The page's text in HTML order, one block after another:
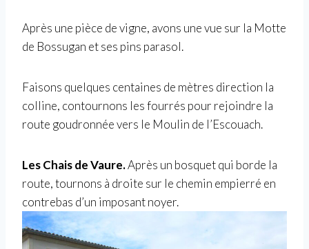
Après une pièce de vigne, avons une vue sur la Motte
de Bossugan et ses pins parasol.
Faisons quelques centaines de mètres direction la
colline, contournons les fourrés pour rejoindre la
route goudronnée vers le Moulin de l’Escouach.
Les Chais de Vaure.Après un bosquet qui borde la
route, tournons à droite sur le chemin empierré en
contrebas d’un imposant noyer.